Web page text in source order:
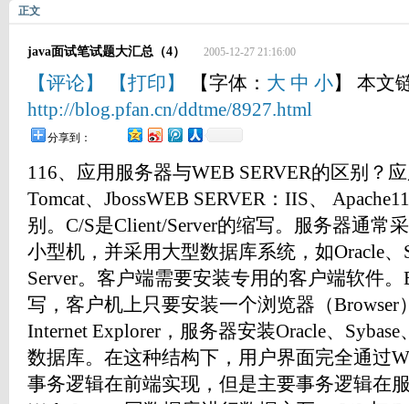
正文
java面试笔试题大汇总（4） 2005-12-27 21:16:00
【评论】 【打印】 【字体： 大 中 小】 本文
http://blog.pfan.cn/ddtme/8927.html
分享到：
116、应用服务器与WEB SERVER的区别？
Tomcat、JbossWEB SERVER：IIS、
别。C/S是Client/Server的缩写。服务器通常
小型机，并采用大型数据库系统，如Oracle、
Server。客户端需要安装专用的客户端软件
写，客户机上只要安装一个浏览器（Browser
Internet Explorer，服务器安装Oracle、
数据库。在这种结构下，用户界面完全通过
事务逻辑在前端实现，但是主要事务逻辑在